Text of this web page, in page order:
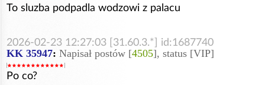
To sluzba podpadla wodzowi z palacu
2026-02-23 12:27:03 [31.60.3.*] id:1687740
KK 35947: Napisał postów [4505], status [VIP]
Po co?